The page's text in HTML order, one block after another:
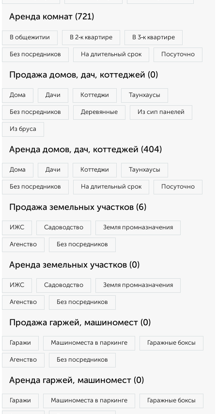
Аренда комнат (721)
В общежитии В 2‑к квартире В 3‑к квартире
Без посредников На длительный срок Посуточно
Продажа домов, дач, коттеджей (0)
Дома Дачи Коттеджи Таунхаусы
Без посредников Деревянные Из сип панелей
Из бруса
Аренда домов, дач, коттеджей (404)
Дома Дачи Коттеджи Таунхаусы
Без посредников На длительный срок Посуточно
Продажа земельных участков (6)
ИЖС Садоводство Земля промназначения
Агенство Без посредников
Аренда земельных участков (0)
ИЖС Садоводство Земля промназначения
Агенство Без посредников
Продажа гаржей, машиномест (0)
Гаражи Машиноместа в паркинге Гаражные боксы
Агенство Без посредников
Аренда гаржей, машиномест (0)
Гаражи Машиноместа в паркинге Гаражные боксы